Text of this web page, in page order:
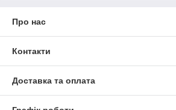
Про нас
Контакти
Доставка та оплата